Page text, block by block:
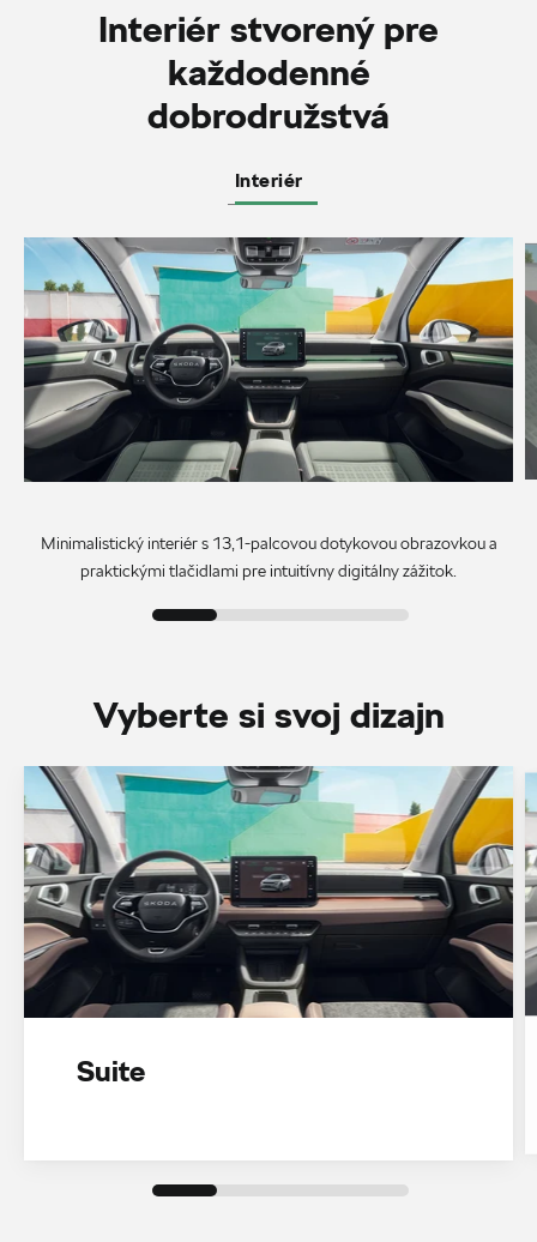
Interiér stvorený pre
každodenné
dobrodružstvá
Interiér
Minimalistický interiér s 13,1-palcovou dotykovou obrazovkou a
praktickými tlačidlami pre intuitívny digitálny zážitok.
Vyberte si svoj dizajn
Suite